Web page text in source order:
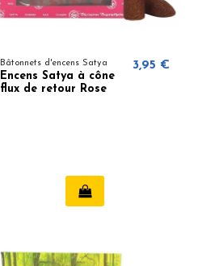
Bâtonnets d'encens Satya
Encens Satya à cône
flux de retour Rose
3,95 €